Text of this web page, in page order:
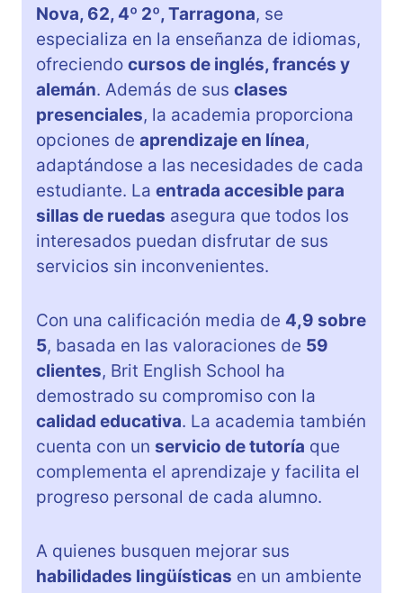
Nova, 62, 4º 2º, Tarragona, se
especializa en la enseñanza de idiomas,
ofreciendo cursos de inglés, francés y
alemán. Además de sus clases
presenciales, la academia proporciona
opciones de aprendizaje en línea,
adaptándose a las necesidades de cada
estudiante. La entrada accesible para
sillas de ruedas asegura que todos los
interesados puedan disfrutar de sus
servicios sin inconvenientes.
Con una calificación media de 4,9 sobre
5, basada en las valoraciones de 59
clientes, Brit English School ha
demostrado su compromiso con la
calidad educativa. La academia también
cuenta con un servicio de tutoría que
complementa el aprendizaje y facilita el
progreso personal de cada alumno.
A quienes busquen mejorar sus
habilidades lingüísticas en un ambiente